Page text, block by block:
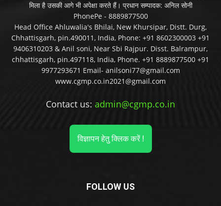
मिला है उसकी आगे भी अपेक्षा करते हैं। प्रधान सम्पादक: अनिल सोनी
PhonePe - 8889877500
Head Office Ahluwalia's Bhilai, New Khursipar, Distt. Durg,
Chhattisgarh, pin.490011, India, Phone: +91 8602300003 +91
9406310203 & Anil soni, Near Sbi Rajpur. Disst. Balrampur,
chhattisgarh, pin.497118, India, Phone. +91 8889877500 +91
9977293671 Email- anilsoni77@gmail.com
www.cgmp.co.in2021@gmail.com
Contact us: admin@cgmp.co.in
विज्ञापन हेतु क्लिक करें !
FOLLOW US